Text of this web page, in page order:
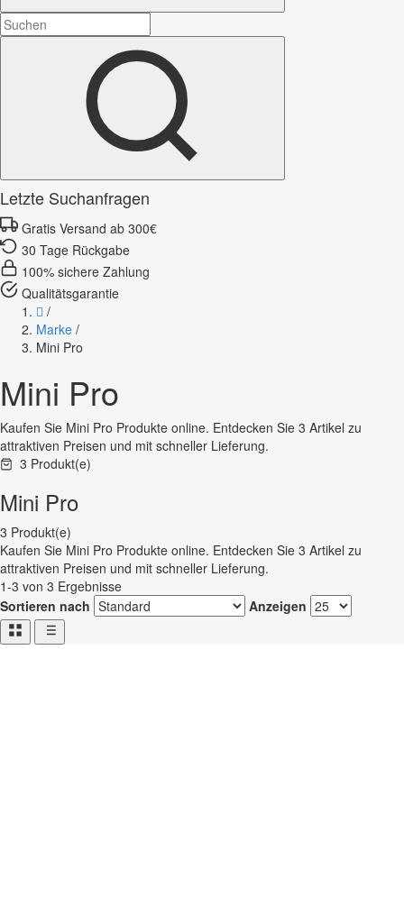
Letzte Suchanfragen
Gratis Versand ab 300€
30 Tage Rückgabe
100% sichere Zahlung
Qualitätsgarantie
/
Marke /
Mini Pro
Mini Pro
Kaufen Sie Mini Pro Produkte online. Entdecken Sie 3 Artikel zu
attraktiven Preisen und mit schneller Lieferung.
3 Produkt(e)
Mini Pro
3 Produkt(e)
Kaufen Sie Mini Pro Produkte online. Entdecken Sie 3 Artikel zu
attraktiven Preisen und mit schneller Lieferung.
1-3 von 3 Ergebnisse
Sortieren nach
Anzeigen